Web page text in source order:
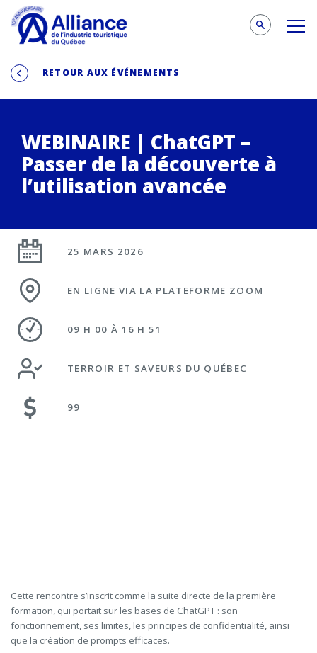
RETOUR AUX ÉVÉNEMENTS
WEBINAIRE | ChatGPT –
Passer de la découverte à
l’utilisation avancée
25 MARS 2026
EN LIGNE VIA LA PLATEFORME ZOOM
09 H 00 À 16 H 51
TERROIR ET SAVEURS DU QUÉBEC
99
Cette rencontre s’inscrit comme la suite directe de la première
formation, qui portait sur les bases de ChatGPT : son
fonctionnement, ses limites, les principes de confidentialité, ainsi
que la création de prompts efficaces.